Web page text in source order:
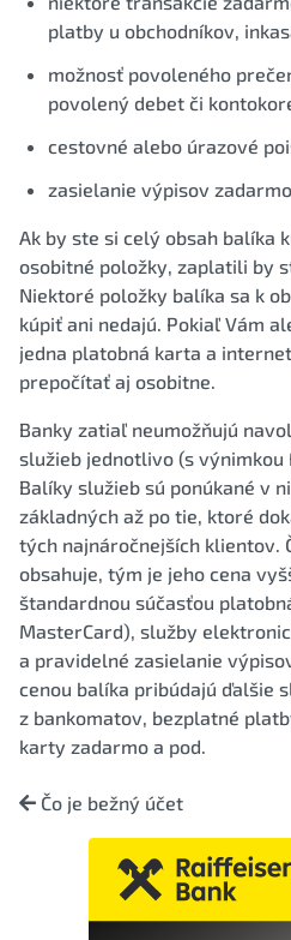
platby u obchodníkov,
možnosť povoleného
povolený debet či
cestovné alebo úrazové
zasielanie výpisov
Ak by ste si celý obsah balíka
osobitné položky, zaplatili by
Niektoré položky balíka sa k
kúpiť ani nedajú. Pokiaľ Vám
jedna platobná karta a
prepočítať aj osobitne.
Banky zatiaľ neumožňujú
služieb jednotlivo (s výnimkou
Balíky služieb sú ponúkané v
základných až po tie, ktoré
tých najnáročnejších klientov.
obsahuje, tým je jeho cena
štandardnou súčasťou
MasterCard), služby
a pravidelné zasielanie
cenou balíka pribúdajú ďalšie
z bankomatov, bezplatné
karty zadarmo a pod.
Čo je bežný účet